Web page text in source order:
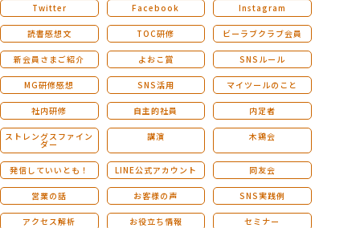
Twitter Facebook Instagram
読書感想文 TOC研修 ビーラブクラブ会員
新会員さまご紹介 よおこ賞 SNSルール
MG研修感想 SNS活用 マイツールのこと
社内研修 自主的社員 内定者
ストレングスファイン
ダー
講演 木鶏会
発信していいとも！ LINE公式アカウント 同友会
営業の話 お客様の声 SNS実践例
アクセス解析 お役立ち情報 セミナー